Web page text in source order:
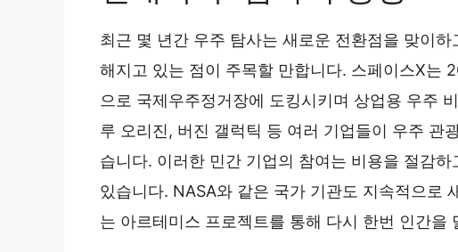
최근 몇 년간 우주 탐사는 새로운 전환점을 맞이
해지고 있는 점이 주목할 만합니다. 스페이스X는
으로 국제우주정거장에 도킹시키며 상업용 우주
루 오리진, 버진 갤럭틱 등 여러 기업들이 우주 관
습니다. 이러한 민간 기업의 참여는 비용을 절감
있습니다. NASA와 같은 국가 기관도 지속적으로
는 아르테미스 프로젝트를 통해 다시 한번 인간을